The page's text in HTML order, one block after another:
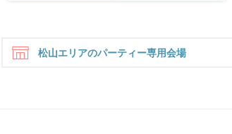
松山エリアのパーティー専用会場